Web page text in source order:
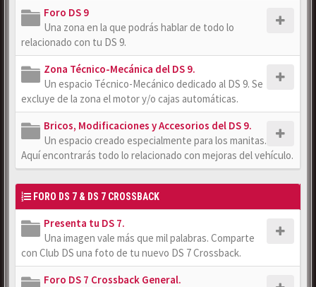
Foro DS 9
Una zona en la que podrás hablar de todo lo
relacionado con tu DS 9.
Zona Técnico-Mecánica del DS 9.
Un espacio Técnico-Mecánico dedicado al DS 9. Se
excluye de la zona el motor y/o cajas automáticas.
Bricos, Modificaciones y Accesorios del DS 9.
Un espacio creado especialmente para los manitas.
Aquí encontrarás todo lo relacionado con mejoras del vehículo.
FORO DS 7 & DS 7 CROSSBACK
Presenta tu DS 7.
Una imagen vale más que mil palabras. Comparte
con Club DS una foto de tu nuevo DS 7 Crossback.
Foro DS 7 Crossback General.